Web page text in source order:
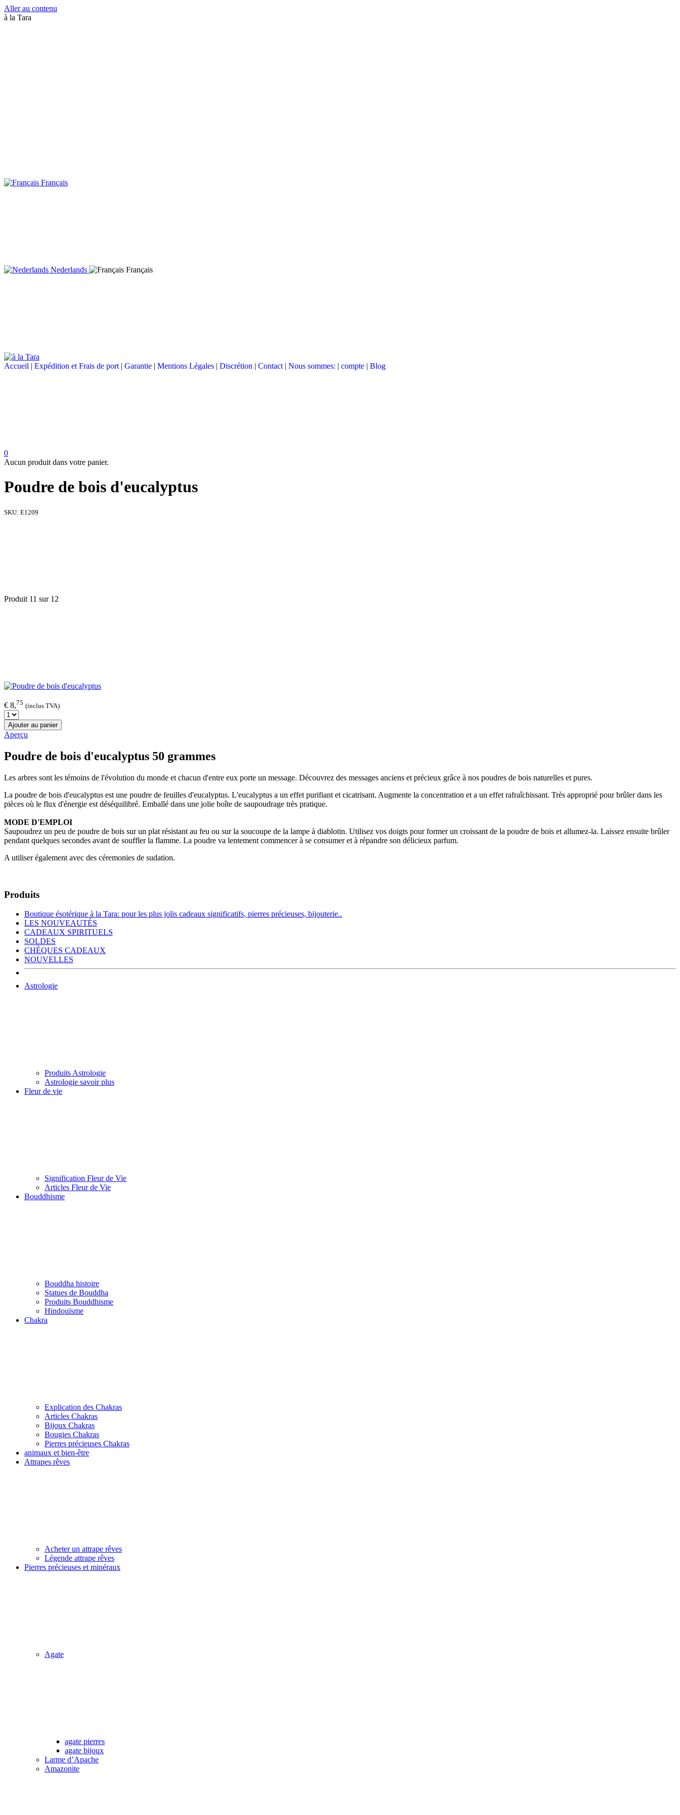
Aller au contenu
à la Tara
Français
Nederlands Français
Accueil | Expédition et Frais de port | Garantie | Mentions Légales | Discrétion | Contact | Nous sommes: | compte | Blog
0
Aucun produit dans votre panier.
Poudre de bois d'eucalyptus
SKU: E1209
Produit 11 sur 12
€ 8,75 (inclus TVA)
Ajouter au panier
Aperçu
Poudre de bois d'eucalyptus 50 grammes
Les arbres sont les témoins de l'évolution du monde et chacun d'entre eux porte un message. Découvrez des messages anciens et précieux grâce à nos poudres de bois naturelles et pures.
La poudre de bois d'eucalyptus est une poudre de feuilles d'eucalyptus. L'eucalyptus a un effet purifiant et cicatrisant. Augmente la concentration et a un effet rafraîchissant. Très approprié pour brûler dans les
pièces où le flux d'énergie est déséquilibré. Emballé dans une jolie boîte de saupoudrage très pratique.
MODE D'EMPLOI
Saupoudrez un peu de poudre de bois sur un plat résistant au feu ou sur la soucoupe de la lampe à diablotin. Utilisez vos doigts pour former un croissant de la poudre de bois et allumez-la. Laissez ensuite brûler
pendant quelques secondes avant de souffler la flamme. La poudre va lentement commencer à se consumer et à répandre son délicieux parfum.
A utiliser également avec des céremonies de sudation.
Produits
Boutique ésotérique à la Tara: pour les plus jolis cadeaux significatifs, pierres précieuses, bijouterie..
LES NOUVEAUTÉS
CADEAUX SPIRITUELS
SOLDES
CHÈQUES CADEAUX
NOUVELLES
Astrologie
Produits Astrologie
Astrologie savoir plus
Fleur de vie
Signification Fleur de Vie
Articles Fleur de Vie
Bouddhisme
Bouddha histoire
Statues de Bouddha
Produits Bouddhisme
Hindouïsme
Chakra
Explication des Chakras
Articles Chakras
Bijoux Chakras
Bougies Chakras
Pierres précieuses Chakras
animaux et bien-être
Attrapes rêves
Acheter un attrape rêves
Légende attrape rêves
Pierres précieuses et minéraux
Agate
agate pierres
agate bijoux
Larme d’Apache
Amazonite